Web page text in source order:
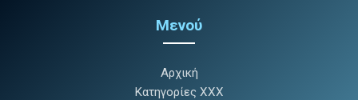
Μενού
Αρχική
Κατηγορίες XXX